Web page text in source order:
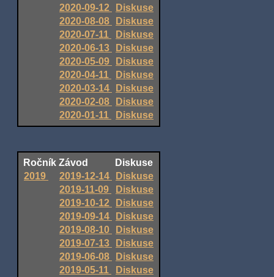
2020-09-12
Diskuse
2020-08-08
Diskuse
2020-07-11
Diskuse
2020-06-13
Diskuse
2020-05-09
Diskuse
2020-04-11
Diskuse
2020-03-14
Diskuse
2020-02-08
Diskuse
2020-01-11
Diskuse
Ročník Závod
Diskuse
2019
2019-12-14
Diskuse
2019-11-09
Diskuse
2019-10-12
Diskuse
2019-09-14
Diskuse
2019-08-10
Diskuse
2019-07-13
Diskuse
2019-06-08
Diskuse
2019-05-11
Diskuse